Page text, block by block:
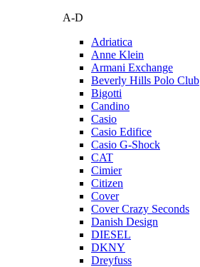
A-D
Adriatica
Anne Klein
Armani Exchange
Beverly Hills Polo Club
Bigotti
Candino
Casio
Casio Edifice
Casio G-Shock
CAT
Cimier
Citizen
Cover
Cover Crazy Seconds
Danish Design
DIESEL
DKNY
Dreyfuss